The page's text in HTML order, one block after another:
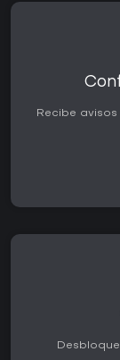
Recibe